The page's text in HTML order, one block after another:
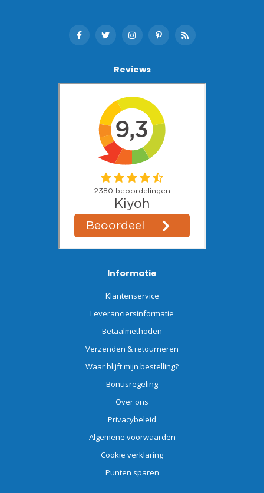
Reviews
Informatie
Klantenservice
Leveranciersinformatie
Betaalmethoden
Verzenden & retourneren
Waar blijft mijn bestelling?
Bonusregeling
Over ons
Privacybeleid
Algemene voorwaarden
Cookie verklaring
Punten sparen